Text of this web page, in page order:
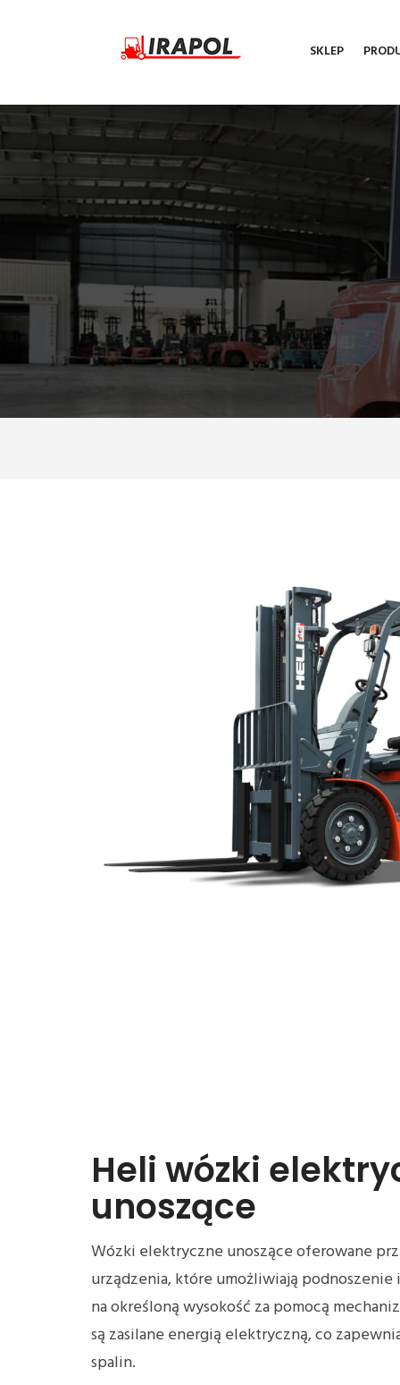
SKLEP
Heli wózki
unoszące
Wózki elektryczne unoszące oferowane
urządzenia, które umożliwiają podnoszenie
na określoną wysokość za pomocą
są zasilane energią elektryczną, co
spalin.